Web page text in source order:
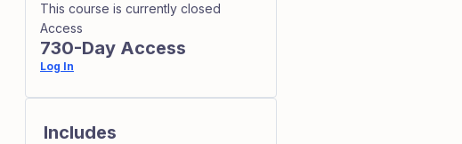
This course is currently closed
Access
730-Day Access
Log In
Includes